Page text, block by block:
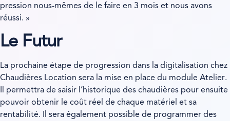
pression nous-mêmes de le faire en 3 mois et nous avons
réussi. »
Le Futur
La prochaine étape de progression dans la digitalisation chez
Chaudières Location sera la mise en place du module Atelier.
Il permettra de saisir l’historique des chaudières pour ensuite
pouvoir obtenir le coût réel de chaque matériel et sa
rentabilité. Il sera également possible de programmer des